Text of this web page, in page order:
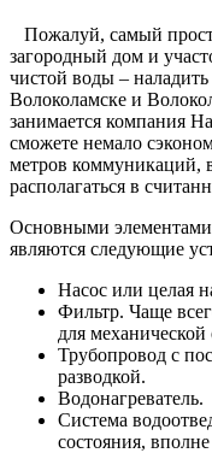
Пожалуй, самый
загородный дом и
чистой воды –
Волоколамске и
занимается компания
сможете немало
метров коммуникаций,
располагаться в
Основными элементами
являются следующие
Насос или целая
Фильтр. Чаще
для
Трубопровод с
разводкой.
Водонагреватель.
Система
состояния,